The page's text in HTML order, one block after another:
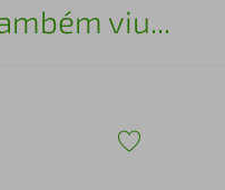
viu...